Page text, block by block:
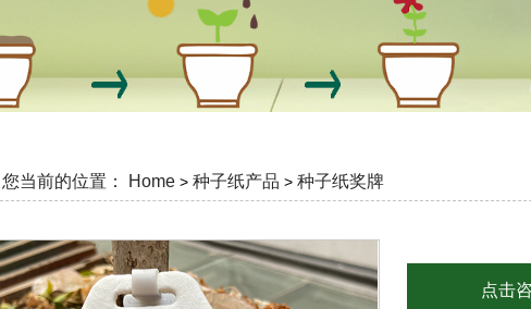
您当前的位置： Home > 种子纸产品 > 种子纸奖牌
点击